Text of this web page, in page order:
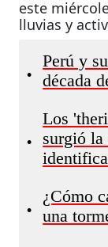
este
lluvias y
•
Perú y
década
•
Los
surgió la
•
¿Cómo
una